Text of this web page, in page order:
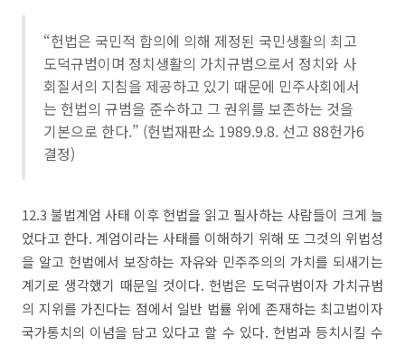
“헌법은 국민적 합의에 의해 제정된 국민생활의 최고
도덕규범이며 정치생활의 가치규범으로서 정치와 사
회질서의 지침을 제공하고 있기 때문에 민주사회에서
는 헌법의 규범을 준수하고 그 권위를 보존하는 것을
기본으로 한다.” (헌법재판소 1989.9.8. 선고 88헌가6
결정)
12.3 불법계엄 사태 이후 헌법을 읽고 필사하는 사람들이 크게 늘
었다고 한다. 계엄이라는 사태를 이해하기 위해 또 그것의 위법성
을 알고 헌법에서 보장하는 자유와 민주주의의 가치를 되새기는
계기로 생각했기 때문일 것이다. 헌법은 도덕규범이자 가치규범
의 지위를 가진다는 점에서 일반 법률 위에 존재하는 최고법이자
국가통치의 이념을 담고 있다고 할 수 있다. 헌법과 등치시킬 수